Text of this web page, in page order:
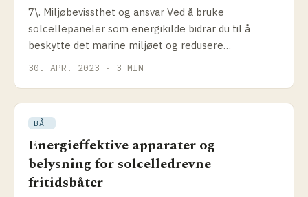
7\. Miljøbevissthet og ansvar Ved å bruke
solcellepaneler som energikilde bidrar du til å
beskytte det marine miljøet og redusere
30. APR. 2023 · 3 MIN
BÅT
Energieffektive apparater og
belysning for solcelledrevne
fritidsbåter